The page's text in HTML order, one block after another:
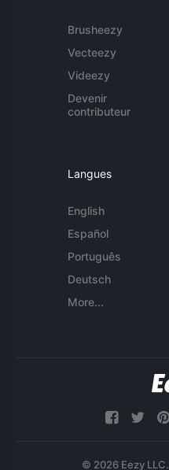
Brusheezy
Vecteezy
Videezy
Devenir
contributeur
Langues
English
Español
Português
Deutsch
More...
© 2026 Eezy